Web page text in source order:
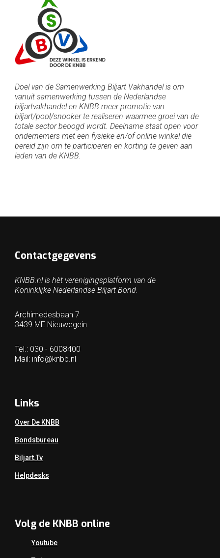
Doel van de Samenwerking Biljart Vakhandel is om
vanuit samenwerking tussen de Nederlandse
biljartvakhandel en KNBB meer promotie van
biljart/pool/snooker te realiseren waarmee groei van de
totale sector beoogd wordt. Deelname staat open voor
ondernemers met een fysieke en/of online winkel die
bereid zijn om te participeren en korting te geven aan
leden van de KNBB.
Contactgegevens
KNBB.nl is hèt verenigingsplatform van de
Koninklijke Nederlandse Biljart Bond.
Archimedesbaan 7
3439 ME Nieuwegein
Tel.: 030 - 6008400
Mail: info@knbb.nl
Links
Over De KNBB
Bondsbureau
Biljart.tv
Helpdesks
Volg de KNBB online
Youtube